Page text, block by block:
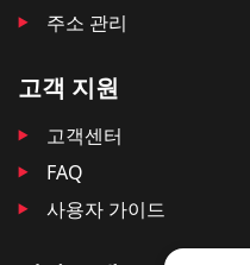
주소 관리
고객 지원
고객센터
FAQ
사용자 가이드